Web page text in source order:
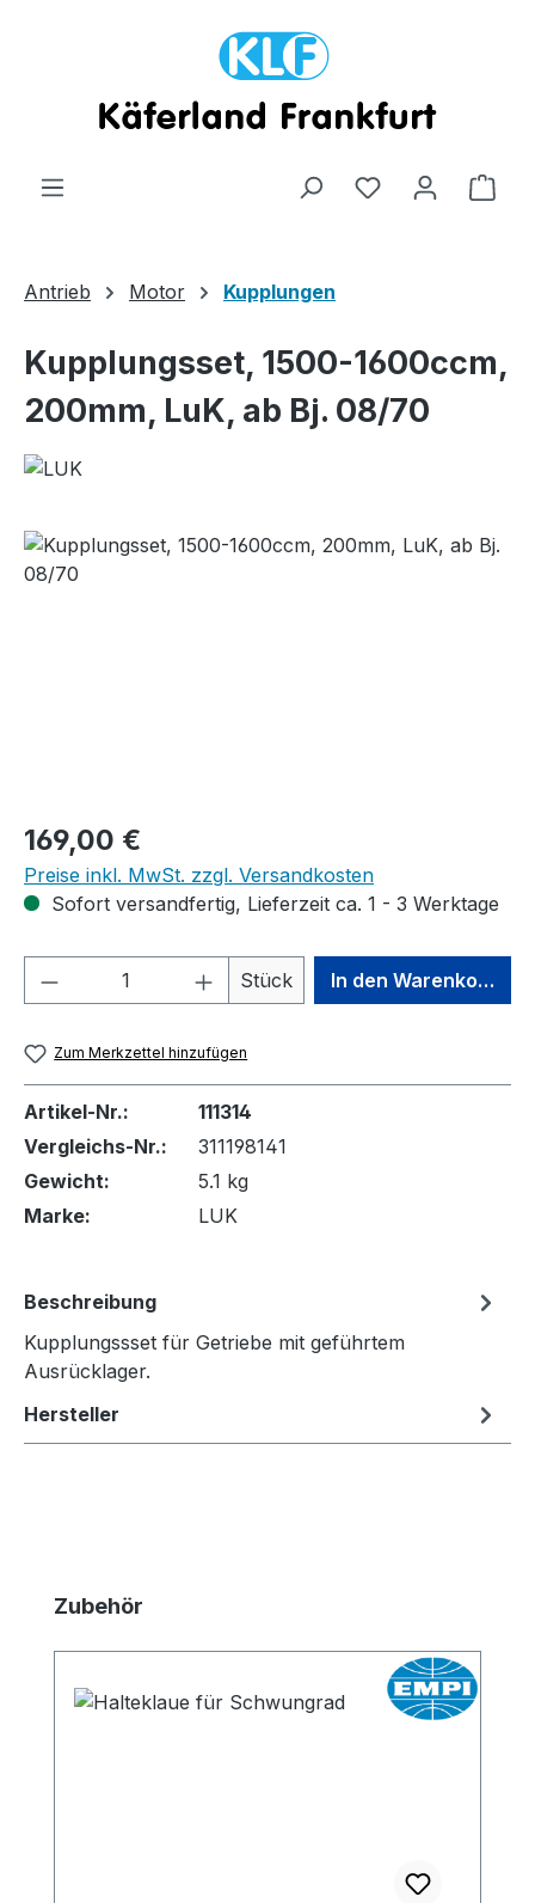
Zum Hauptinhalt springen
Antrieb Motor Kupplungen
Kupplungsset, 1500-1600ccm,
200mm, LuK, ab Bj. 08/70
Bildergalerie überspringen
Regulärer Preis:
169,00 €
Preise inkl. MwSt. zzgl. Versandkosten
Sofort versandfertig, Lieferzeit ca. 1 - 3 Werktage
Produkt Anzahl: Gib den
Stück In den Warenkorb
Zum Merkzettel hinzufügen
Artikel-Nr.:
111314
Vergleichs-Nr.:
311198141
Gewicht:
5.1 kg
Marke:
LUK
Beschreibung
Kupplungssset für Getriebe mit geführtem
Ausrücklager.
Hersteller
Produktgalerie überspringen
Zubehör